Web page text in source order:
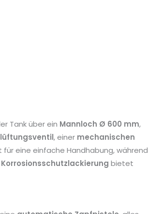
Tank über ein Mannloch Ø 600 mm,
, einer mechanischen
für eine einfache Handhabung, während
bietet